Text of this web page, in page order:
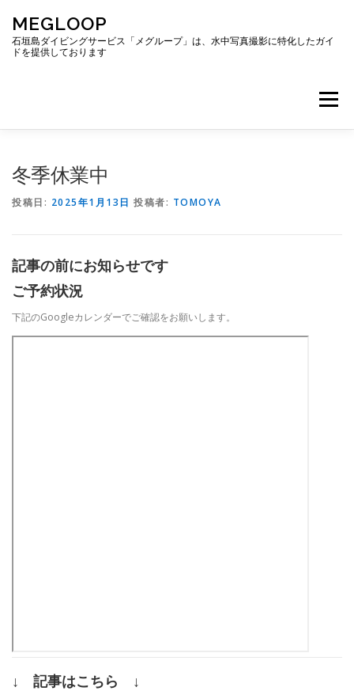
ッ
MEGLOOP
石垣島ダイビングサービス「メグループ」は、水中写真撮影に特化したガイ
ドを提供しております
メニュー
冬季休業中
投稿日: 2025年1月13日 投稿者: TOMOYA
記事の前にお知らせです
ご予約状況
下記のGoogleカレンダーでご確認をお願いします。
↓ 記事はこちら ↓